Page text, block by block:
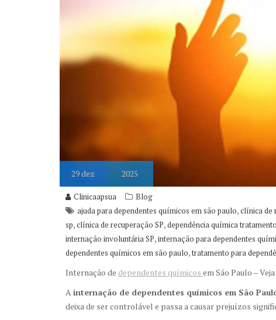
29dez 2025
Clinicaapsua
Blog
ajuda para dependentes químicos em são paulo,clínica de
sp,clínica de recuperação SP,dependência química
internação involuntária SP,internação para dependentes
dependentes químicos em são paulo,tratamento para
Internação de dependentes químicos em São Paulo –
Ainternação de dependentes químicos em São
deixa de ser controlável e passa a causar prejuízos